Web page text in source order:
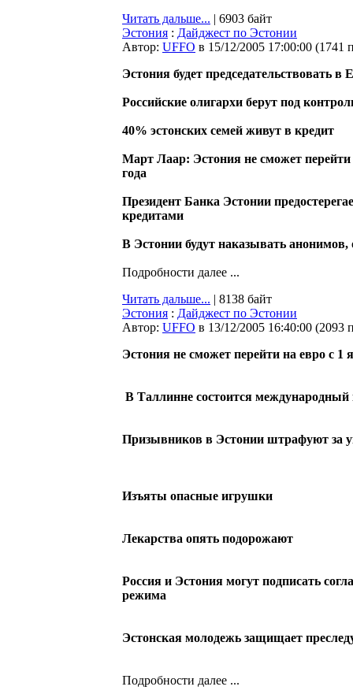
Читать дальше... | 6903 байт
Эстония : Дайджест по Эстонии
Автор: UFFO в 15/12/2005 17:00:00 (1741
Эстония будет председательствовать в
Российские олигархи берут под
40% эстонских семей живут в кредит
Март Лаар: Эстония не сможет перейти
года
Президент Банка Эстонии
кредитами
В Эстонии будут наказывать
Подробности далее ...
Читать дальше... | 8138 байт
Эстония : Дайджест по Эстонии
Автор: UFFO в 13/12/2005 16:40:00 (2093
Эстония не сможет перейти на евро с 1
В Таллинне состоится международный
Призывников в Эстонии штрафуют за
Изъяты опасные игрушки
Лекарства опять подорожают
Россия и Эстония могут подписать
режима
Эстонская молодежь защищает
Подробности далее ...